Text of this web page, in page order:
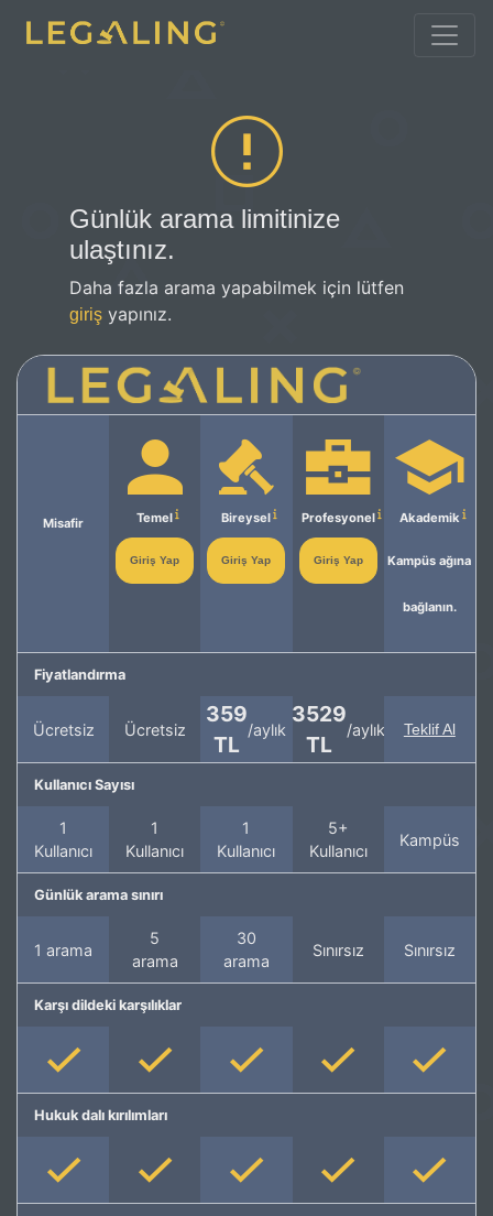
Günlük arama limitinize
ulaştınız.
Daha fazla arama yapabilmek için lütfen
giriş yapınız.
Misafir Temel
Giriş Yap
Bireysel
Giriş Yap
Profesyonel
Giriş Yap
Akademik
Kampüs ağına
bağlanın.
Fiyatlandırma
Ücretsiz Ücretsiz
359
TL
/aylık
3529
TL
/aylık Teklif Al
Kullanıcı Sayısı
1
Kullanıcı
1
Kullanıcı
1
Kullanıcı
5+
Kullanıcı
Kampüs
Günlük arama sınırı
1 arama
5
arama
30
arama
Sınırsız Sınırsız
Karşı dildeki karşılıklar
Hukuk dalı kırılımları